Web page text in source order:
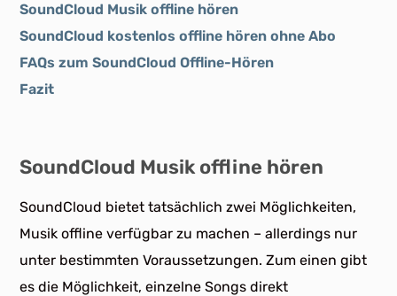
SoundCloud Musik offline hören
SoundCloud kostenlos offline hören ohne Abo
FAQs zum SoundCloud Offline-Hören
Fazit
SoundCloud Musik offline hören
SoundCloud bietet tatsächlich zwei Möglichkeiten,
Musik offline verfügbar zu machen – allerdings nur
unter bestimmten Voraussetzungen. Zum einen gibt
es die Möglichkeit, einzelne Songs direkt